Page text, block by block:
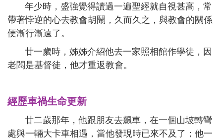
年少時，盛強覺得讀過一遍聖經就自視甚高，常
帶著悖逆的心去教會胡鬧，久而久之，與教會的關係
便漸行漸遠了。
廿一歲時，姊姊介紹他去一家照相館作學徒，因
老闆是基督徒，他才重返教會。
經歷車禍生命更新
廿二歲那年，他跟朋友去飆車，在一個山坡轉彎
處與一輛大卡車相遇，當他發現時已來不及了；他一